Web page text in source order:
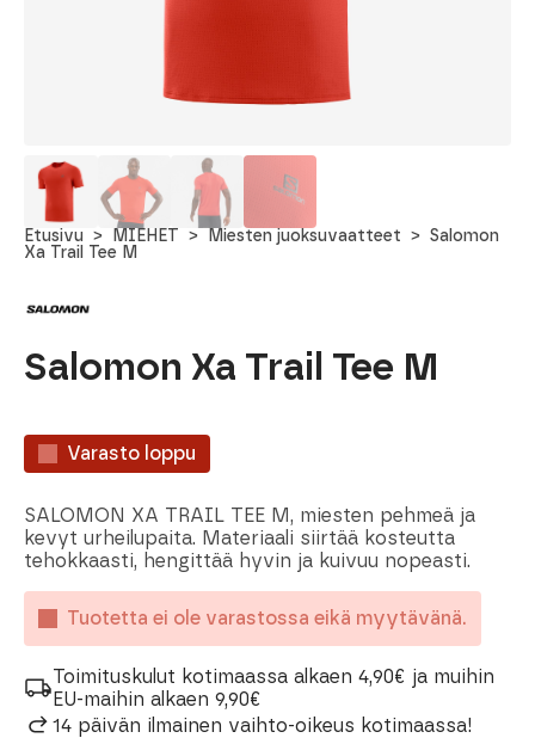
Etusivu MIEHET Miesten juoksuvaatteet
Salomon
Xa Trail Tee M
Salomon Xa Trail Tee M
Varasto loppu
SALOMON XA TRAIL TEE M, miesten pehmeä ja
kevyt urheilupaita. Materiaali siirtää kosteutta
tehokkaasti, hengittää hyvin ja kuivuu nopeasti.
Tuotetta ei ole varastossa eikä myytävänä.
Toimituskulut kotimaassa alkaen 4,90€ ja muihin
EU-maihin alkaen 9,90€
14 päivän ilmainen vaihto-oikeus kotimaassa!